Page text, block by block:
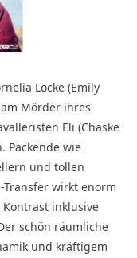
Locke (Emily
Mörder ihres
Eli (Chaske
Packende wie
und tollen
Transfer wirkt enorm
inklusive
schön räumliche
und kräftigem